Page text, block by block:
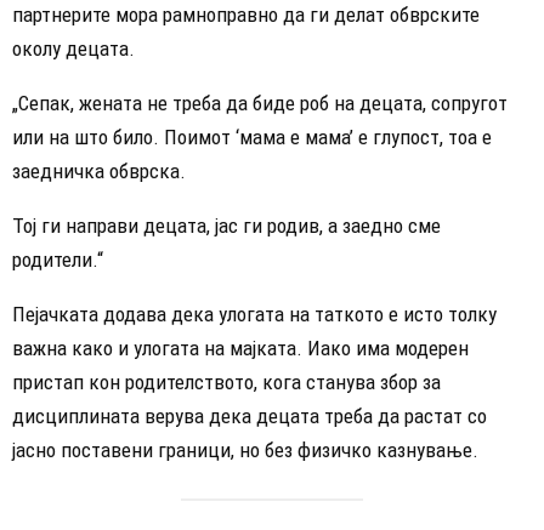
партнерите мора рамноправно да ги делат обврските
околу децата.
„Сепак, жената не треба да биде роб на децата, сопругот
или на што било. Поимот ‘мама е мама’ е глупост, тоа е
заедничка обврска.
Тој ги направи децата, јас ги родив, а заедно сме
родители.“
Пејачката додава дека улогата на таткото е исто толку
важна како и улогата на мајката. Иако има модерен
пристап кон родителството, кога станува збор за
дисциплината верува дека децата треба да растат со
јасно поставени граници, но без физичко казнување.